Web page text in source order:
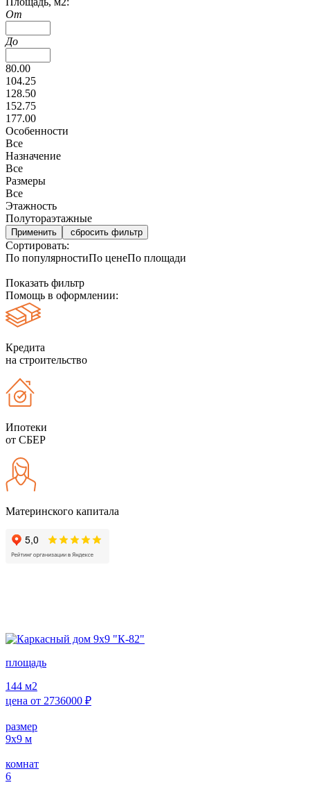
От
До
80.00
104.25
128.50
152.75
177.00
Особенности
Все
Назначение
Все
Размеры
Все
Этажность
Полутораэтажные
сбросить фильтр
Сортировать:
По популярностиПо ценеПо площади
Показать фильтр
Помощь в оформлении:
Кредита
на строительство
Ипотеки
от СБЕР
Материнского капитала
площадь
144 м2
цена от 2736000 ₽
размер
9х9 м
комнат
6